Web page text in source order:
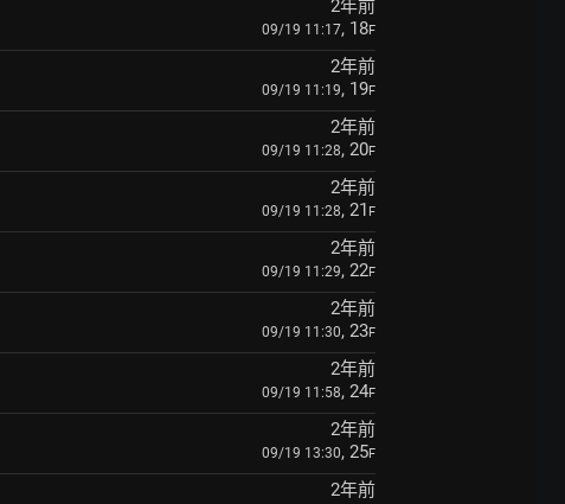
2年前
09/19 11:17, 18F
2年前
09/19 11:19, 19F
2年前
09/19 11:28, 20F
2年前
09/19 11:28, 21 F
2年前
09/19 11:29, 22F
2年前
09/19 11:30, 23F
2年前
09/19 11:58, 24F
2年前
09/19 13:30, 25F
2年前